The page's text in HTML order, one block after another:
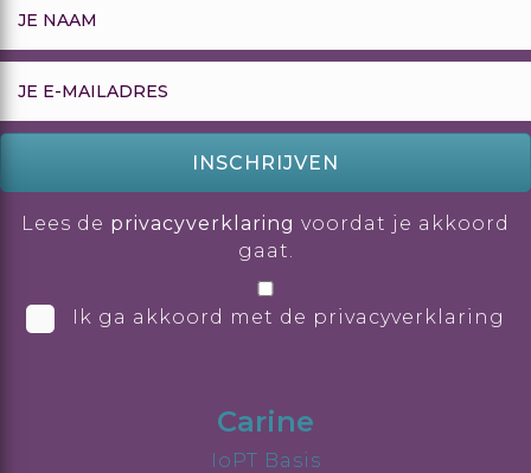
INSCHRIJVEN
Lees de privacyverklaring voordat je akkoord
gaat.
Ik ga akkoord met de privacyverklaring
Carine
IoPT Basis